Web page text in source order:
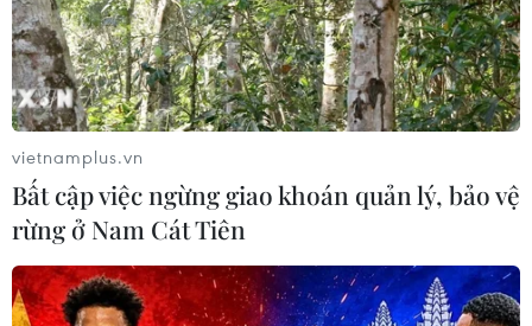
vietnamplus.vn
Bất cập việc ngừng giao khoán quản lý, bảo vệ
rừng ở Nam Cát Tiên